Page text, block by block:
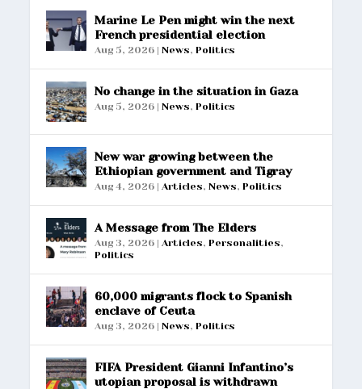
Marine Le Pen might win the next
French presidential election
Aug 5, 2026 |News,Politics
No change in the situation in Gaza
Aug 5, 2026 |News,Politics
New war growing between the
Ethiopian government and Tigray
Aug 4, 2026 | Articles,News,Politics
A Message from The Elders
Aug 3, 2026 | Articles,Personalities,
Politics
60,000 migrants flock to Spanish
enclave of Ceuta
Aug 3, 2026 |News,Politics
FIFA President Gianni Infantino’s
utopian proposal is withdrawn